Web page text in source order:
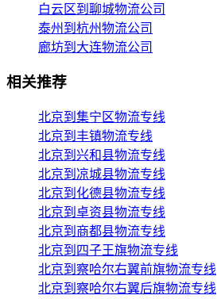
白云区到聊城物流公司
泰州到杭州物流公司
廊坊到大连物流公司
相关推荐
北京到集宁区物流专线
北京到丰镇物流专线
北京到兴和县物流专线
北京到凉城县物流专线
北京到化德县物流专线
北京到卓资县物流专线
北京到商都县物流专线
北京到四子王旗物流专线
北京到察哈尔右翼前旗物流专线
北京到察哈尔右翼后旗物流专线